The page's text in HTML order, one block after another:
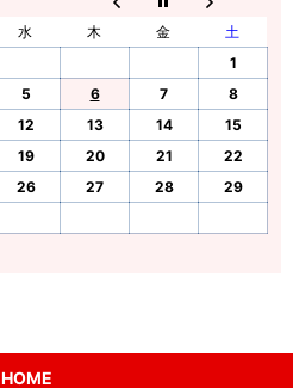
水 木 金
土
1
5 6 7
8
12 13 14
15
19 20 21
22
26 27 28
29
HOME